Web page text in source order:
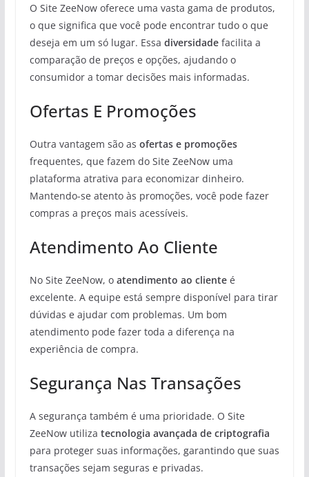
O Site ZeeNow oferece uma vasta gama de produtos,
o que significa que você pode encontrar tudo o que
deseja em um só lugar. Essa diversidadefacilita a
comparação de preços e opções, ajudando o
consumidor a tomar decisões mais informadas.
Ofertas E Promoções
Outra vantagem são as ofertas e promoções
frequentes, que fazem do Site ZeeNow uma
plataforma atrativa para economizar dinheiro.
Mantendo-se atento às promoções, você pode fazer
compras a preços mais acessíveis.
Atendimento Ao Cliente
No Site ZeeNow, o atendimento ao clienteé
excelente. A equipe está sempre disponível para tirar
dúvidas e ajudar com problemas. Um bom
atendimento pode fazer toda a diferença na
experiência de compra.
Segurança Nas Transações
A segurança também é uma prioridade. O Site
ZeeNow utiliza tecnologia avançada de criptografia
para proteger suas informações, garantindo que suas
transações sejam seguras e privadas.